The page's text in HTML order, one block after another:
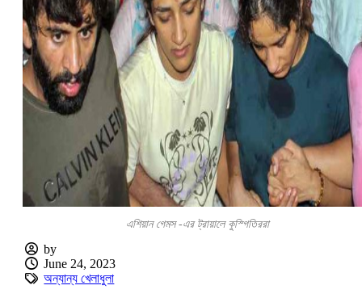
এশিয়ান গেমস -এর ট্রায়ালে কুস্গিতিররা
by
June 24, 2023
অন্যান্য খেলাধুলা